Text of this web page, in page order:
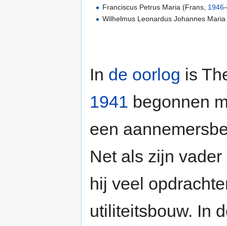
Franciscus Petrus Maria (Frans, 1946
Wilhelmus Leonardus Johannes
In de oorlog is
1941 begonnen
een
Net als zijn vader
hij veel
utiliteitsbouw. In